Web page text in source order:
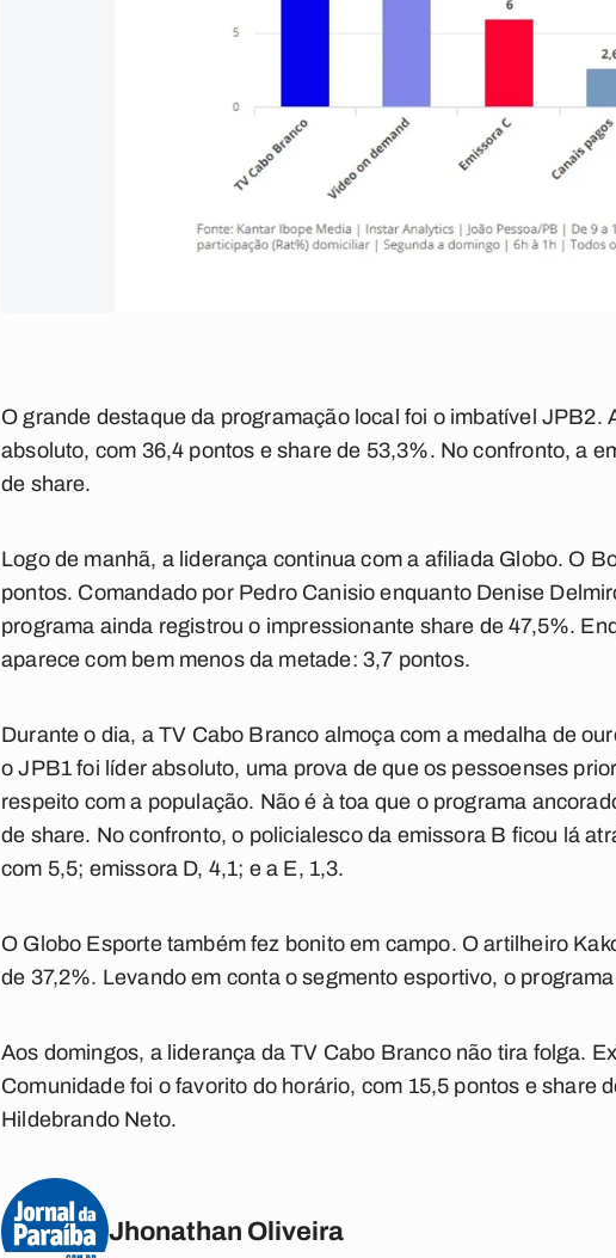
O grande destaque da programação local foi o imbatível
absoluto, com 36,4 pontos e share de 53,3%. No confronto, a
de share.
Logo de manhã, a liderança continua com a afiliada Globo. O
pontos. Comandado por Pedro Canisio enquanto Denise
programa ainda registrou o impressionante share de 47,5%.
aparece com bem menos da metade: 3,7 pontos.
Durante o dia, a TV Cabo Branco almoça com a medalha de
o JPB1 foi líder absoluto, uma prova de que os pessoenses
respeito com a população. Não é à toa que o programa
de share. No confronto, o policialesco da emissora B ficou lá
com 5,5; emissora D, 4,1; e a E, 1,3.
O Globo Esporte também fez bonito em campo. O artilheiro
de 37,2%. Levando em conta o segmento esportivo, o
Aos domingos, a liderança da TV Cabo Branco não tira folga.
Comunidade foi o favorito do horário, com 15,5 pontos e share
Hildebrando Neto.
Jhonathan Oliveira